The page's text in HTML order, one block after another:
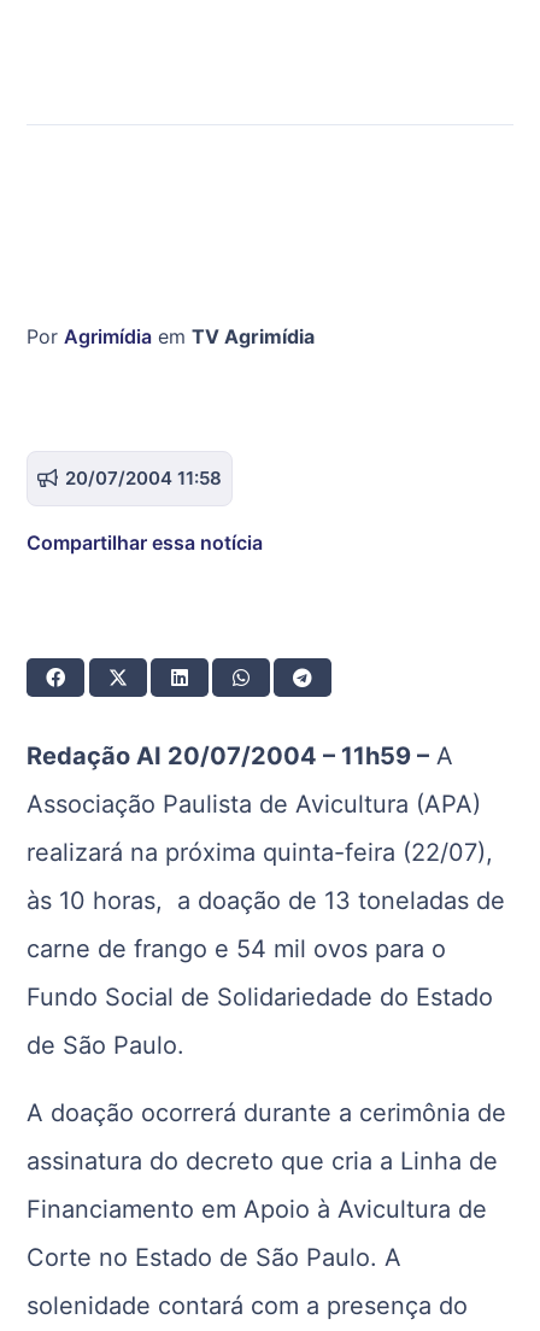
Por Agrimídia em TV Agrimídia
20/07/2004 11:58
Compartilhar essa notícia
Redação AI 20/07/2004 – 11h59 – A
Associação Paulista de Avicultura (APA)
realizará na próxima quinta-feira (22/07),
às 10 horas, a doação de 13 toneladas de
carne de frango e 54 mil ovos para o
Fundo Social de Solidariedade do Estado
de São Paulo.
A doação ocorrerá durante a cerimônia de
assinatura do decreto que cria a Linha de
Financiamento em Apoio à Avicultura de
Corte no Estado de São Paulo. A
solenidade contará com a presença do